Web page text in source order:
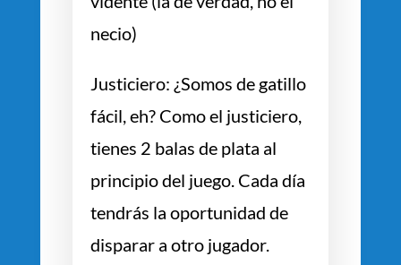
necio)
Justiciero: ¿Somos de gatillo
fácil, eh? Como el justiciero,
tienes 2 balas de plata al
principio del juego. Cada día
tendrás la oportunidad de
disparar a otro jugador.